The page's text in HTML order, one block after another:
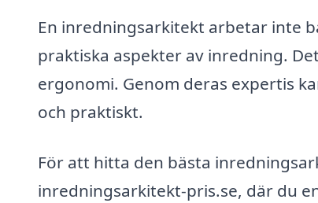
En inredningsarkitekt arbetar inte
praktiska aspekter av inredning.
ergonomi. Genom deras expertis
och praktiskt.
För att hitta den bästa
inredningsarkitekt-pris.se, där du